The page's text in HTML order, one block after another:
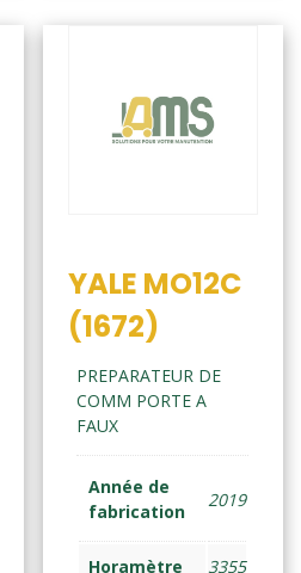
YALE MO12C
(1672)
PREPARATEUR DE
COMM PORTE A
FAUX
Année de
fabrication
2019
Horamètre 3355